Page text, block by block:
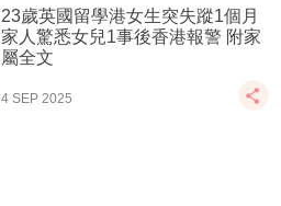
23歲英國留學港女生突失蹤1個月
家人驚悉女兒1事後香港報警 附家
屬全文
4 SEP 2025